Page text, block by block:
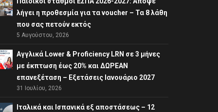
λήγει η προθεσμία για τα voucher – Τα 8 λάθη
που σας πετούν εκτός
5 Αυγούστου, 2026
Αγγλικά Lower & Proficiency LRN σε 3 μήνες
με έκπτωση έως 20% και ΔΩΡΕΑΝ
επανεξέταση – Εξετάσεις Ιανουάριο 2027
31 Ιουλίου, 2026
Ιταλικά και Ισπανικά εξ αποστάσεως – 12